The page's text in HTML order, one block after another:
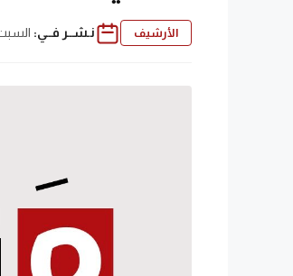
الأرشيف نـشــر فــي: السبت، 25 ديسمبر 2021